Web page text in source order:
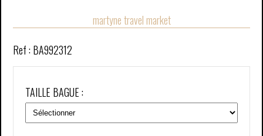
martyne travel market
Ref : BA992312
TAILLE BAGUE :